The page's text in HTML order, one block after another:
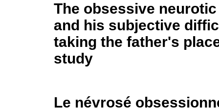
The obsessive
and his subjective
taking the father's
study
Le névrosé